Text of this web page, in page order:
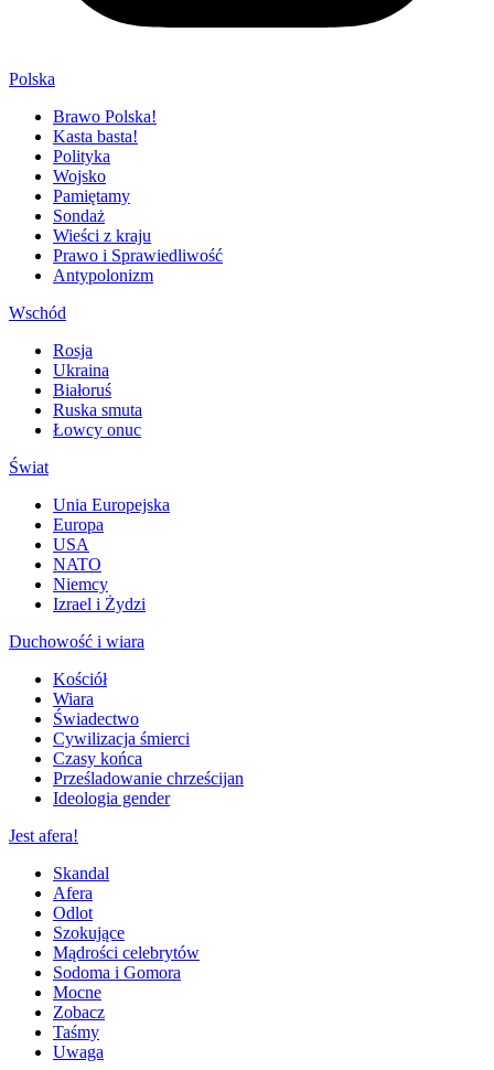
Polska
Brawo Polska!
Kasta basta!
Polityka
Wojsko
Pamiętamy
Sondaż
Wieści z kraju
Prawo i Sprawiedliwość
Antypolonizm
Wschód
Rosja
Ukraina
Białoruś
Ruska smuta
Łowcy onuc
Świat
Unia Europejska
Europa
USA
NATO
Niemcy
Izrael i Żydzi
Duchowość i wiara
Kościół
Wiara
Świadectwo
Cywilizacja śmierci
Czasy końca
Prześladowanie chrześcijan
Ideologia gender
Jest afera!
Skandal
Afera
Odlot
Szokujące
Mądrości celebrytów
Sodoma i Gomora
Mocne
Zobacz
Taśmy
Uwaga